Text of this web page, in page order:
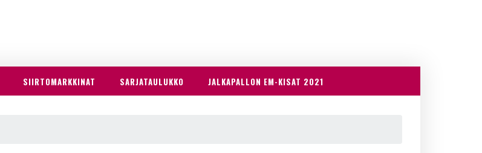
SIIRTOMARKKINAT SARJATAULUKKO JALKAPALLON EM-KISAT 2021